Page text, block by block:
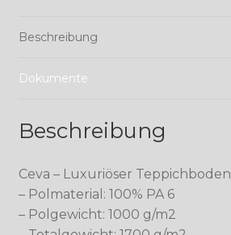
Beschreibung
Dokumente
Beschreibung
Ceva – Luxuriöser Teppichboden
– Polmaterial: 100% PA 6
– Polgewicht: 1000 g/m2